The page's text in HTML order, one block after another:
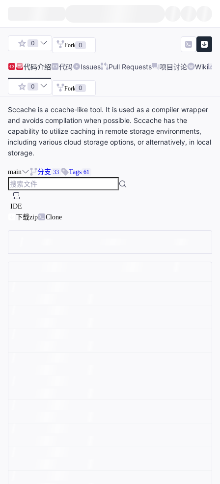
0 Fork 0
代码介绍 代码 Issues Pull Requests 项目讨论 Wiki
0 Fork 0
Sccache is a ccache-like tool. It is used as a compiler wrapper
and avoids compilation when possible. Sccache has the
capability to utilize caching in remote storage environments,
including various cloud storage options, or alternatively, in local
storage.
main 分支 33 Tags 61
IDE
下载zip
Clone